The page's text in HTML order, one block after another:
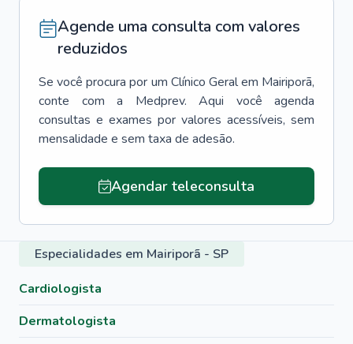
Agende uma consulta com valores
reduzidos
Se você procura por um Clínico Geralem Mairiporã,
conte com a Medprev. Aqui você agenda
consultas e exames por valores acessíveis, sem
mensalidade e sem taxa de adesão.
Agendar teleconsulta
Especialidades em Mairiporã - SP
Cardiologista
Dermatologista